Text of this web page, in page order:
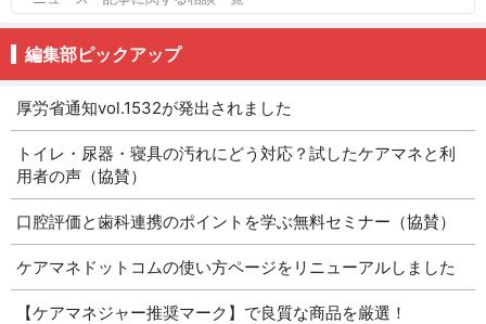
編集部ピックアップ
厚労省通知vol.1532が発出されました
トイレ・尿器・寝具の汚れにどう対応？試したケアマネと利
用者の声（協賛）
口腔評価と歯科連携のポイントを学ぶ無料セミナー（協賛）
ケアマネドットコムの使い方ページをリニューアルしました
【ケアマネジャー推奨マーク】で良質な商品を厳選！